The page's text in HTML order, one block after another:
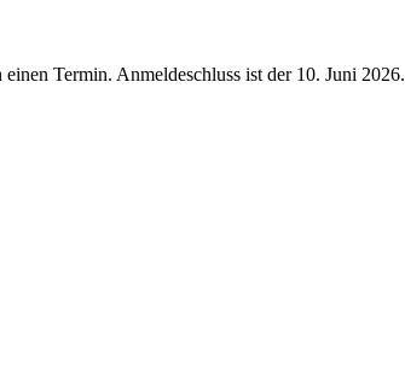
Termin. Anmeldeschluss ist der 10. Juni 2026.